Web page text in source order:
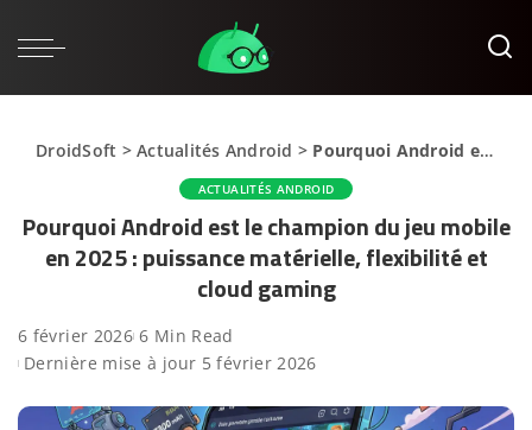
DroidSoft >Actualités Android > Pourquoi Android est le champion du jeu mobile en 2025 : puissance matérielle, flexibilité et cloud gaming
ACTUALITÉS ANDROID
Pourquoi Android est le champion du jeu mobile
en 2025 : puissance matérielle, flexibilité et
cloud gaming
6 février 2026 6 Min Read
Dernière mise à jour 5 février 2026